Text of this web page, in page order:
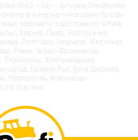
6943 - Гну - фігурки Плеймобіл
в інтернет-магазині Профі-
замовити з доставкою в Київ,
Харків, Львів, Запоріжжя,
Полтава, Чернігів, Житомир,
Рівне, Івано-Франківськ,
Тернопіль, Хмельницький,
Кривий Рыг, Біла Церква,
Маріуполь, Камянець-
України